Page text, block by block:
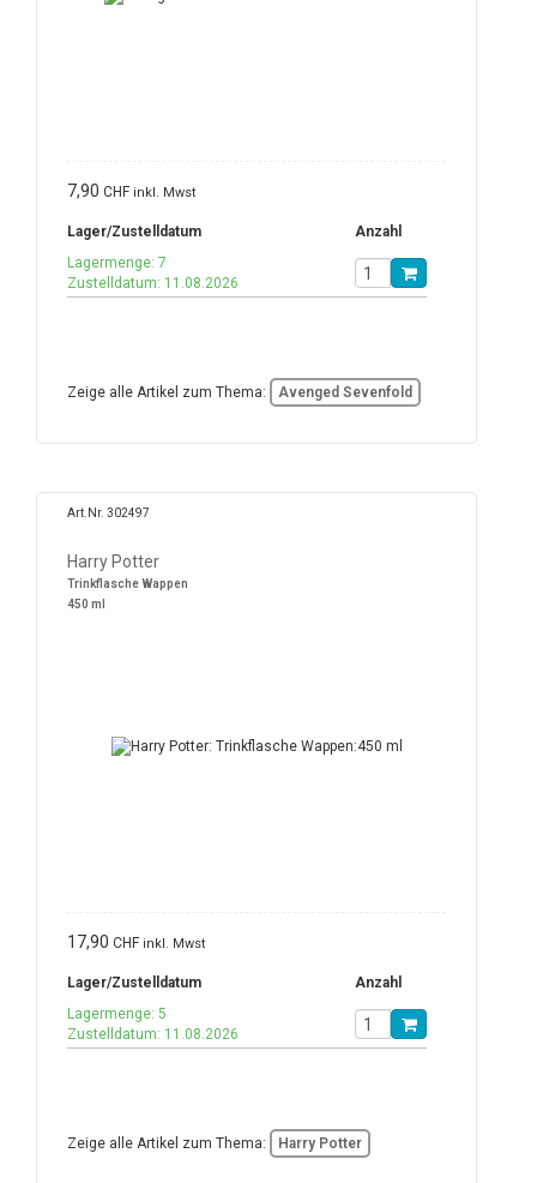
7,90 CHF inkl. Mwst
Lager/Zustelldatum
Anzahl
Lagermenge: 7
Zustelldatum: 11.08.2026
Zeige alle Artikel zum Thema: Avenged Sevenfold
Art.Nr. 302497
Harry Potter
Trinkflasche Wappen
450 ml
17,90 CHF inkl. Mwst
Lager/Zustelldatum
Anzahl
Lagermenge: 5
Zustelldatum: 11.08.2026
Zeige alle Artikel zum Thema: Harry Potter